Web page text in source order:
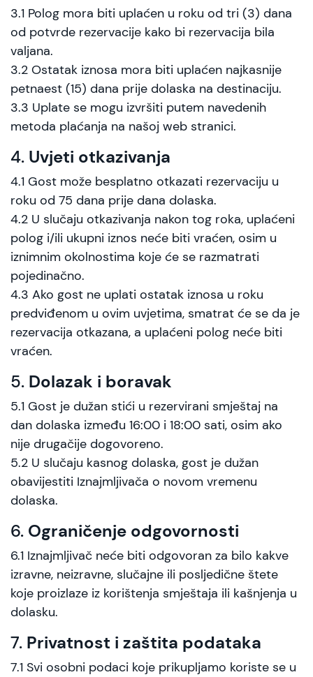
3.1 Polog mora biti uplaćen u roku od tri (3) dana
od potvrde rezervacije kako bi rezervacija bila
valjana.
3.2 Ostatak iznosa mora biti uplaćen najkasnije
petnaest (15) dana prije dolaska na destinaciju.
3.3 Uplate se mogu izvršiti putem navedenih
metoda plaćanja na našoj web stranici.
4. Uvjeti otkazivanja
4.1 Gost može besplatno otkazati rezervaciju u
roku od 75 dana prije dana dolaska.
4.2 U slučaju otkazivanja nakon tog roka, uplaćeni
polog i/ili ukupni iznos neće biti vraćen, osim u
iznimnim okolnostima koje će se razmatrati
pojedinačno.
4.3 Ako gost ne uplati ostatak iznosa u roku
predviđenom u ovim uvjetima, smatrat će se da je
rezervacija otkazana, a uplaćeni polog neće biti
vraćen.
5. Dolazak i boravak
5.1 Gost je dužan stići u rezervirani smještaj na
dan dolaska između 16:00 i 18:00 sati, osim ako
nije drugačije dogovoreno.
5.2 U slučaju kasnog dolaska, gost je dužan
obavijestiti Iznajmljivača o novom vremenu
dolaska.
6. Ograničenje odgovornosti
6.1 Iznajmljivač neće biti odgovoran za bilo kakve
izravne, neizravne, slučajne ili posljedične štete
koje proizlaze iz korištenja smještaja ili kašnjenja u
dolasku.
7. Privatnost i zaštita podataka
7.1 Svi osobni podaci koje prikupljamo koriste se u